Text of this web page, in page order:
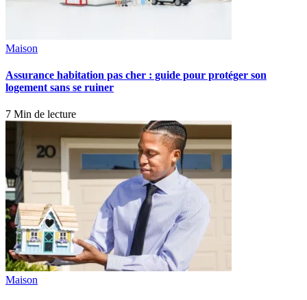
Maison
Assurance habitation pas cher : guide pour protéger son
logement sans se ruiner
7 Min de lecture
Maison